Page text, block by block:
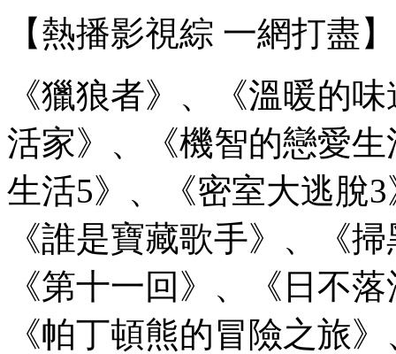
【熱播影視綜 一網打盡】
《獵狼者》、《溫暖的
活家》、《機智的戀愛
生活5》、《密室大逃脫
《誰是寶藏歌手》、《
《第十一回》、《日不
《帕丁頓熊的冒險之旅